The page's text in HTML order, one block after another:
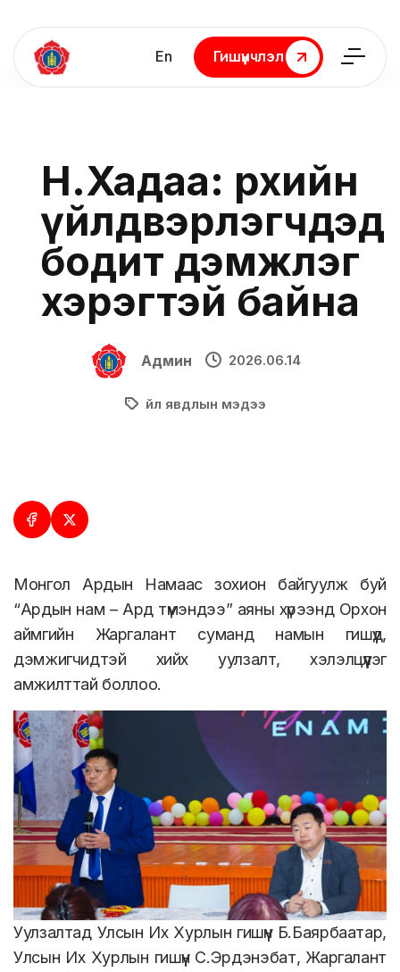
En
Гишүүнчлэл
Гишүүнчлэл
Н.Хадаа: Өрхийн
үйлдвэрлэгчдэд
бодит дэмжлэг
хэрэгтэй байна
Админ 2026.06.14
Үйл явдлын мэдээ
Монгол Ардын Намаас зохион байгуулж буй
“Ардын нам – Ард түмэндээ” аяны хүрээнд Орхон
аймгийн Жаргалант суманд намын гишүүд,
дэмжигчидтэй хийх уулзалт, хэлэлцүүлэг
амжилттай боллоо.
Уулзалтад Улсын Их Хурлын гишүүн Б.Баярбаатар,
Улсын Их Хурлын гишүүн С.Эрдэнэбат, Жаргалант